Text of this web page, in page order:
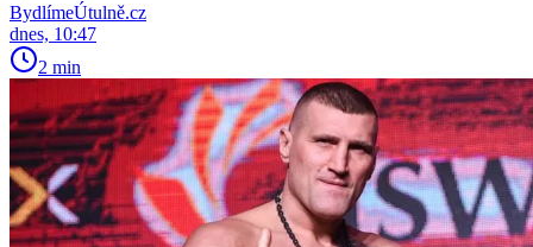
BydlímeÚtulně.cz
dnes, 10:47
2 min